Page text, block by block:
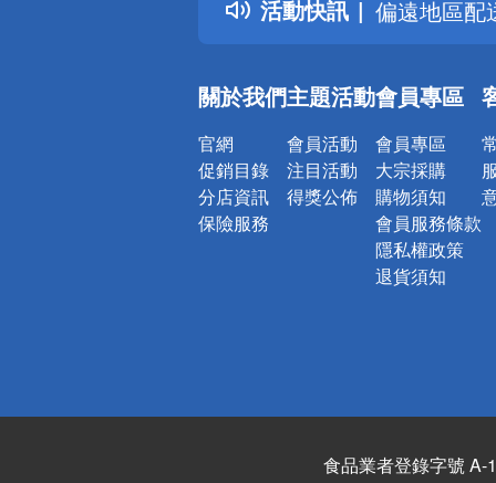
活動快訊
偏遠地區配
詐騙網頁！
關於我們
官網
促銷目錄
分店資訊
保險服務
主題活動
會員活動
注目活動
得獎公佈
會員專區
會員專區
大宗採購
購物須知
會員服務條款
隱私權政策
退貨須知
食品業者登錄字號 A-